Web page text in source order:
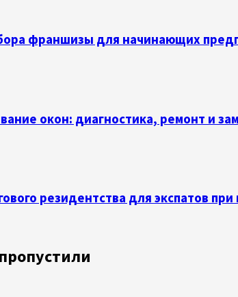
франшизы для начинающих
окон: диагностика, ремонт и
резидентства для экспатов